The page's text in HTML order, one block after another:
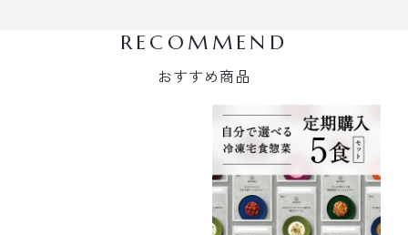
RECOMMEND
おすすめ商品